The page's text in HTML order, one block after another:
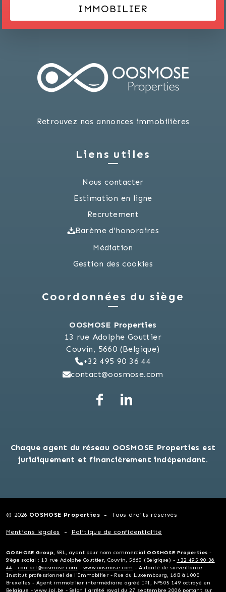
IMMOBILIER
Retrouvez nos annonces immobilières
Liens utiles
Nous contacter
Estimation en ligne
Recrutement
Barème d'honoraires
Médiation
Gestion des cookies
Coordonnées du siège
OOSMOSE Properties
13 rue Adolphe Gouttier
Couvin, 5660 (Belgique)
+32 495 90 36 44
contact@oosmose.com
Chaque agent du réseau OOSMOSE Properties est
juridiquement et financièrement indépendant.
© 2026 OOSMOSE Properties Tous droits réservés
Mentions légales Politique de confidentialité
OOSMOSE Group, SRL, ayant pour nom commercialOOSMOSE Properties -
Siège social : 13 rue Adolphe Gouttier, Couvin, 5660 (Belgique) - +32 495 90 36
44 -contact@oosmose.com - www.oosmose.com - Autorité de surveillance :
Institut professionnel de l'Immobilier - Rue du Luxembourg, 16B à 1000
Bruxelles - Agent immobilier intermédiaire agréé IPI, N°505 149 octroyé en
Belgique - www.ipi.be - Selon l'arrêté royal du 27 septembre 2006 portant sur